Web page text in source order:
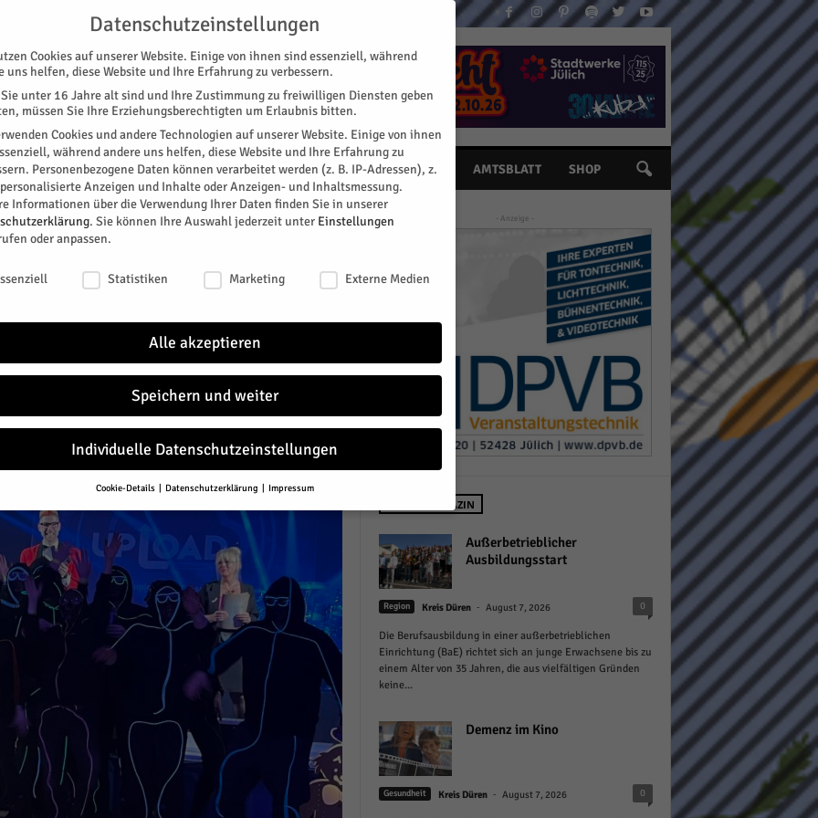
KONTAKT
SPEZIAL E-PAPER KINO GALERIE TERMINE AMTSBLATT SHOP
und Paarkostümen bei der Kostümparty
der Moderation von Tom Beys und Martina
„Güstener Kirmes“.
- Anzeige -
NEU IM MAGAZIN
Außerbetrieblicher
Ausbildungsstart
Region Kreis Düren - August 7, 2026 0
Die Berufsausbildung in einer außerbetrieblichen
Einrichtung (BaE) richtet sich an junge Erwachsene bis zu
einem Alter von 35 Jahren, die aus vielfältigen Gründen
keine...
Demenz im Kino
Gesundheit Kreis Düren - August 7, 2026 0
Datenschutzeinstellungen
Cookies auf unserer Website. Einige von ihnen sind essenziell, während
uns helfen, diese Website und Ihre Erfahrung zu verbessern.
unter 16 Jahre alt sind und Ihre Zustimmung zu freiwilligen Diensten geben
müssen Sie Ihre Erziehungsberechtigten um Erlaubnis bitten.
Cookies und andere Technologien auf unserer Website. Einige von ihnen
während andere uns helfen, diese Website und Ihre Erfahrung zu
Personenbezogene Daten können verarbeitet werden (z. B. IP-Adressen), z.
Anzeigen und Inhalte oder Anzeigen- und Inhaltsmessung.
Informationen über die Verwendung Ihrer Daten finden Sie in unserer
. Sie können Ihre Auswahl jederzeit unter Einstellungen
oder anpassen.
Statistiken Marketing Externe Medien
Alle akzeptieren
Speichern und weiter
Individuelle Datenschutzeinstellungen
Cookie-Details Datenschutzerklärung Impressum
Datenschutzeinstellungen
Sie unter 16 Jahre alt sind und Ihre Zustimmung zu freiwilligen Diensten geben
müssen Sie Ihre Erziehungsberechtigten um Erlaubnis bitten.
Cookies und andere Technologien auf unserer Website. Einige von ihnen
während andere uns helfen, diese Website und Ihre Erfahrung zu
Personenbezogene Daten können verarbeitet werden (z. B. IP-Adressen), z.
personalisierte Anzeigen und Inhalte oder Anzeigen- und Inhaltsmessung.
Informationen über die Verwendung Ihrer Daten finden Sie in unserer
Sie eine Übersicht über alle verwendeten Cookies. Sie können Ihre
zu ganzen Kategorien geben oder sich weitere Informationen anzeigen
und so nur bestimmte Cookies auswählen.
akzeptieren
und weiter
Zurück